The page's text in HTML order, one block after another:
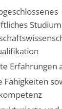
Studium
Erfahrungen
Fähigkeiten